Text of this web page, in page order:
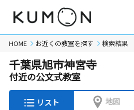
HOME お近くの教室を探す 検索結果
千葉県旭市神宮寺
付近の公文式教室
リスト 地図